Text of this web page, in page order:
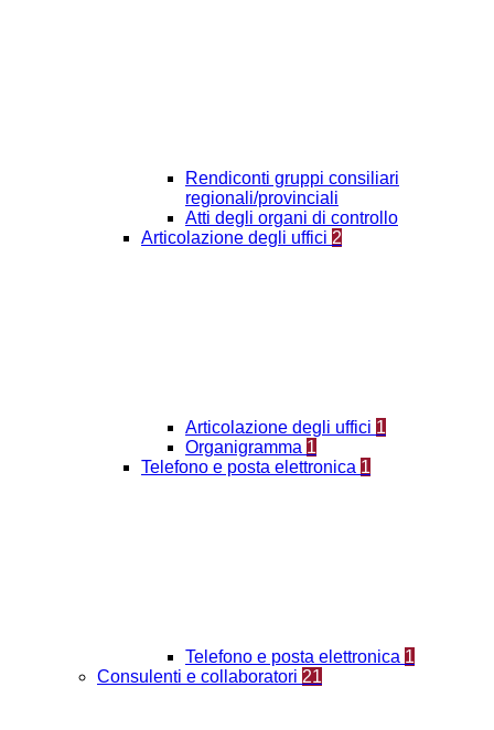
Rendiconti gruppi consiliari
regionali/provinciali
Atti degli organi di controllo
Articolazione degli uffici 2
Articolazione degli uffici 1
Organigramma 1
Telefono e posta elettronica 1
Telefono e posta elettronica 1
Consulenti e collaboratori 21